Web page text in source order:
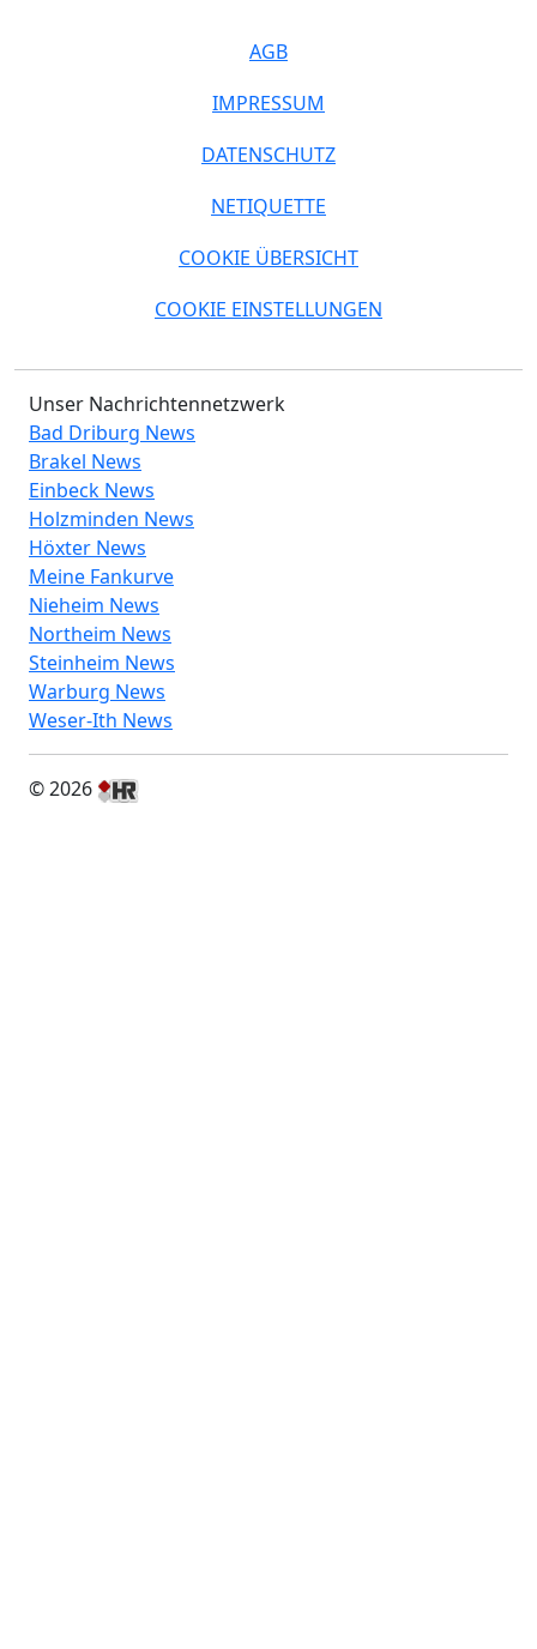
AGB
IMPRESSUM
DATENSCHUTZ
NETIQUETTE
COOKIE ÜBERSICHT
COOKIE EINSTELLUNGEN
Unser Nachrichtennetzwerk
Bad Driburg News
Brakel News
Einbeck News
Holzminden News
Höxter News
Meine Fankurve
Nieheim News
Northeim News
Steinheim News
Warburg News
Weser-Ith News
© 2026